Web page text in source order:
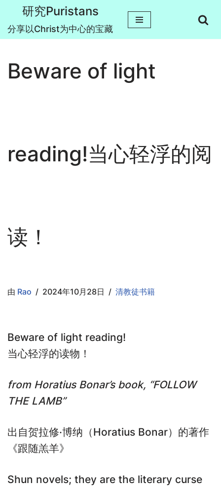
跳
正
文
研究Puristans
分享以Christ为中心的宝藏
Beware of light
reading!当心轻浮的阅
读！
由 Rao 2024年10月28日 清教徒书籍
Beware of light reading!
当心轻浮的读物！
from Horatius Bonar’s book, “FOLLOW
THE LAMB”
出自贺拉修·博纳（Horatius Bonar）的著作
《跟随羔羊》
Shun novels; they are the literary curse